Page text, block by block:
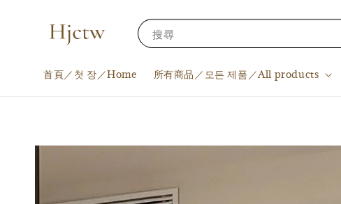
搜尋
首頁／첫 장／Home 所有商品／모든 제품／All products